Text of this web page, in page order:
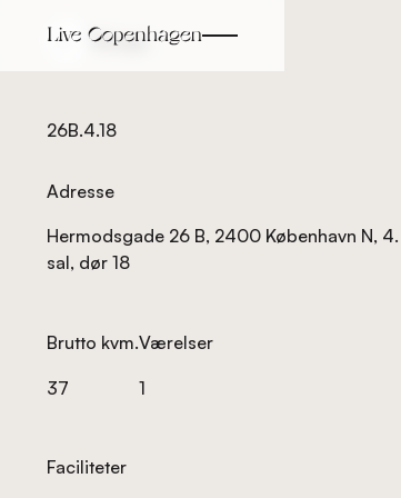
Tilbage
26B.4.18
Adresse
Hermodsgade 26 B, 2400 København N, 4.
sal, dør 18
Brutto kvm.
37
Værelser
1
Faciliteter